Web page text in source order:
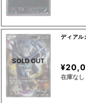
SOLD OUT
ディアル
在庫なし